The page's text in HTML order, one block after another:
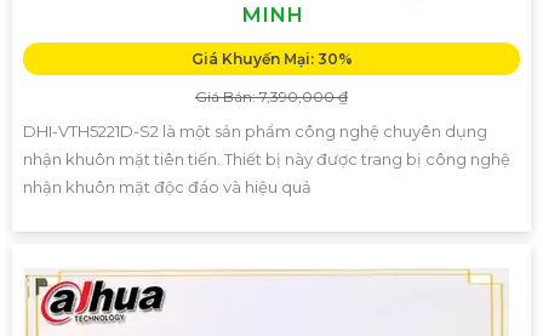
MINH
Giá Khuyến Mại: 30%
Giá Bán: 7,390,000 ₫
DHI-VTH5221D-S2 là một sản phẩm công nghệ chuyên dụng
nhận khuôn mặt tiên tiến. Thiết bị này được trang bị công nghệ
nhận khuôn mặt độc đáo và hiệu quả